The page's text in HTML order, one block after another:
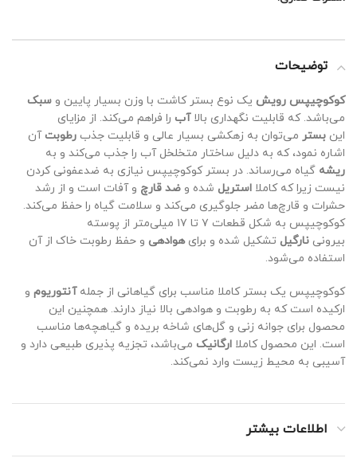
توضیحات
کوکوچیپس رویش یک نوع بستر کاشت با وزن بسیار پایین و سبک
می‌باشد. که قابلیت نگهداری بالاآب را فراهم می‌کند. از مزایای
این بستر می‌توان به زهکشی بسیار عالی و قابلیت جذب رطوبت آن
اشاره نمود، که به دلیل ساختار متخلخل آب را جذب می‌کند و به
ریشه گیاه می‌رساند. در بستر کوکوچیپس نیازی به ضدعفونی کردن
نیست زیرا که کاملا استریل شده و ضد قارچ و آفات است و از رشد
حشرات و قارچ‌ها مضر جلوگیری می‌کند و سلامت گیاه را حفظ می‌کند.
کوکوچیپس به شکل قطعات ۷ تا ۱۷ میلی‌متر از پوسته
بیرونی نارگیل تشکیل شده و برایهوادهی و حفظ رطوبت خاک از آن
استفاده می‌شود.
کوکوچیپس یک بستر کاملا مناسب برای گیاهانی از جملهآنتوریوم و
ارکیده است که به رطوبت و هوادهی بالا نیاز دارند. همچنین این
محصول برای جوانه زنی و گل‌های شاخه بریده و گیاهچه‌ها مناسب
است. این محصول کاملا ارگانیک می‌باشد، تجزیه پذیری طبیعی دارد و
آسیبی به محیط زیست وارد نمی‌کند.
اطلاعات بیشتر